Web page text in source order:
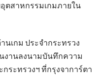
ตสาหกรรมเกมภายใน
นเกม ประจำกระทรวง
นงานลงนามบันทึกความ
กระทรวงฯ ที่กรุงจาการ์ตา